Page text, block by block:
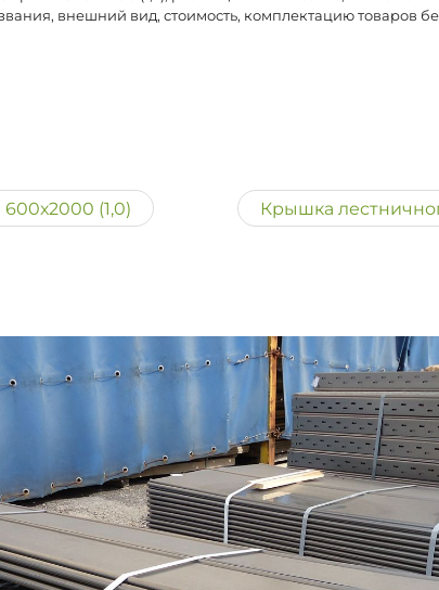
внешний вид, стоимость, комплектацию товаров
(1,0) Крышка